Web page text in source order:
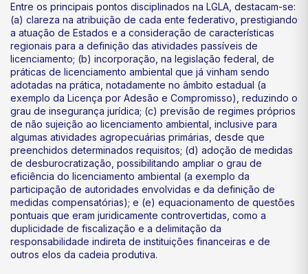
Entre os principais pontos disciplinados na LGLA, destacam-se:
(a) clareza na atribuição de cada ente federativo, prestigiando
a atuação de Estados e a consideração de características
regionais para a definição das atividades passíveis de
licenciamento; (b) incorporação, na legislação federal, de
práticas de licenciamento ambiental que já vinham sendo
adotadas na prática, notadamente no âmbito estadual (a
exemplo da Licença por Adesão e Compromisso), reduzindo o
grau de insegurança jurídica; (c) previsão de regimes próprios
de não sujeição ao licenciamento ambiental, inclusive para
algumas atividades agropecuárias primárias, desde que
preenchidos determinados requisitos; (d) adoção de medidas
de desburocratização, possibilitando ampliar o grau de
eficiência do licenciamento ambiental (a exemplo da
participação de autoridades envolvidas e da definição de
medidas compensatórias); e (e) equacionamento de questões
pontuais que eram juridicamente controvertidas, como a
duplicidade de fiscalização e a delimitação da
responsabilidade indireta de instituições financeiras e de
outros elos da cadeia produtiva.